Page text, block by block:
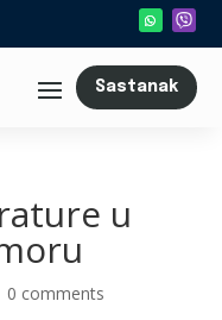
Sastanak
u
0 comments